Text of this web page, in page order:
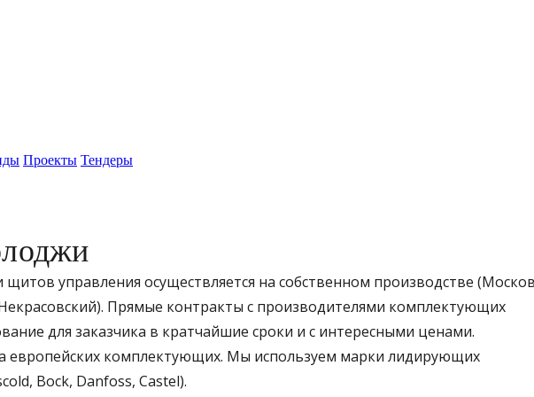
Проекты Тендеры
щитов управления осуществляется на собственном производстве
Прямые контракты с производителями комплектующих
для заказчика в кратчайшие сроки и с интересными ценами.
европейских комплектующих. Мы используем марки лидирующих
Bock, Danfoss, Castel).